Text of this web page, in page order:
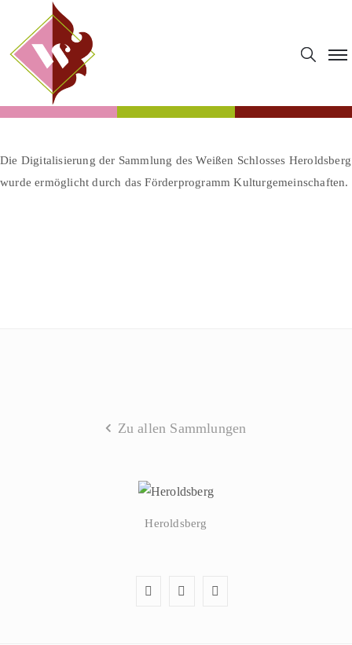
Die Digitalisierung der Sammlung des Weißen Schlosses Heroldsberg
wurde ermöglicht durch das Förderprogramm Kulturgemeinschaften.
Zu allen Sammlungen
Heroldsberg